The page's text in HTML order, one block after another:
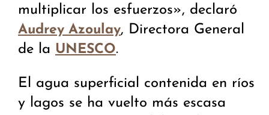
multiplicar los esfuerzos», declaró
Audrey Azoulay, Directora General
de la UNESCO.
El agua superficial contenida en ríos
y lagos se ha vuelto más escasa